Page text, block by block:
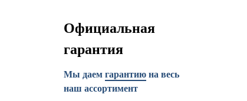
Официальная
гарантия
Мы даем гарантию на весь
наш ассортимент